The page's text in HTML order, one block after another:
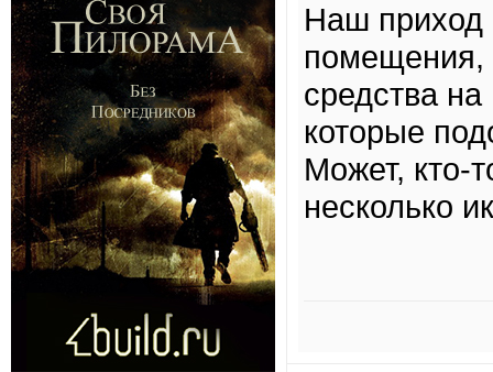
Наш приход
помещения,
средства
которые
Может, кто-
несколько